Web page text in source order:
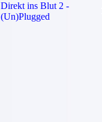
Direkt ins Blut 2 -
(Un)Plugged